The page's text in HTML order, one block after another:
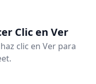
Clic en Ver
clic en Ver para